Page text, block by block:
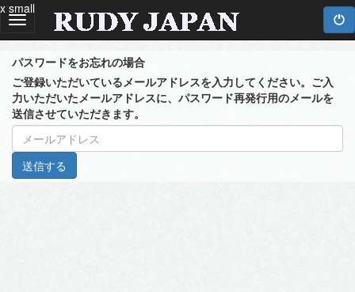
x small
Toggle
navigation
パスワードをお忘れの場合
ご登録いただいているメールアドレスを入力してください。ご入
力いただいたメールアドレスに、パスワード再発行用のメールを
送信させていただきます。